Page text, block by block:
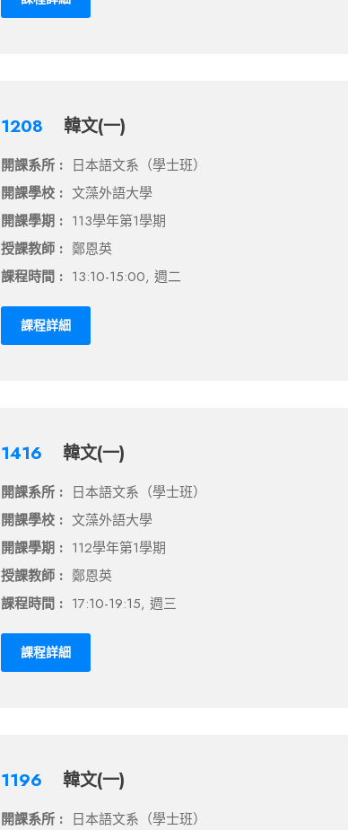
1208 韓文(一)
開課系所 : 日本語文系（學士班）
開課學校 : 文藻外語大學
開課學期 : 113學年第1學期
授課教師 : 鄭恩英
課程時間 : 13:10-15:00, 週二
課程詳細
1416 韓文(一)
開課系所 : 日本語文系（學士班）
開課學校 : 文藻外語大學
開課學期 : 112學年第1學期
授課教師 : 鄭恩英
課程時間 : 17:10-19:15, 週三
課程詳細
1196 韓文(一)
開課系所 : 日本語文系（學士班）